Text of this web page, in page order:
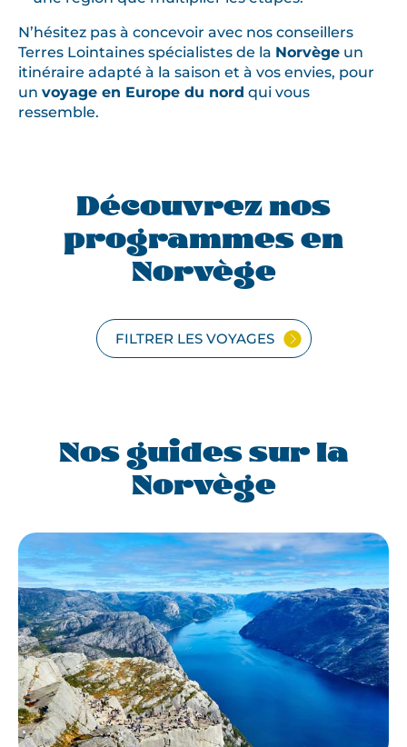
N’hésitez pas à concevoir avec nos conseillers
Terres Lointaines spécialistes de la Norvège un
itinéraire adapté à la saison et à vos envies, pour
un voyage en Europe du nord qui vous
ressemble.
Découvrez nos
programmes en
Norvège
FILTRER LES VOYAGES
Nos guides sur la
Norvège